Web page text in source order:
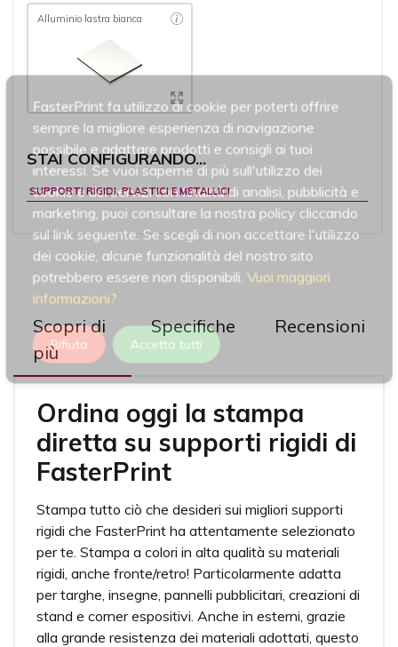
FasterPrint fa utilizzo di cookie per poterti offrire
sempre la migliore esperienza di navigazione
possibile e adattare prodotti e consigli ai tuoi
interessi. Se vuoi saperne di più sull'utilizzo dei
cookie e dei servizi con finalità di analisi, pubblicità e
marketing, puoi consultare la nostra policy cliccando
sul link seguente. Se scegli di non accettare l'utilizzo
dei cookie, alcune funzionalità del nostro sito
potrebbero essere non disponibili. Vuoi maggiori
informazioni?
Rifiuta Accetta tutti
Alluminio lastra bianca
STAI CONFIGURANDO...
SUPPORTI RIGIDI, PLASTICI E METALLICI
Scopri di
più
Specifiche Recensioni
Ordina oggi la stampa
diretta su supporti rigidi di
FasterPrint
Stampa tutto ciò che desideri sui migliori supporti
rigidi che FasterPrint ha attentamente selezionato
per te. Stampa a colori in alta qualità su materiali
rigidi, anche fronte/retro! Particolarmente adatta
per targhe, insegne, pannelli pubblicitari, creazioni di
stand e corner espositivi. Anche in esterni, grazie
alla grande resistenza dei materiali adottati, questo